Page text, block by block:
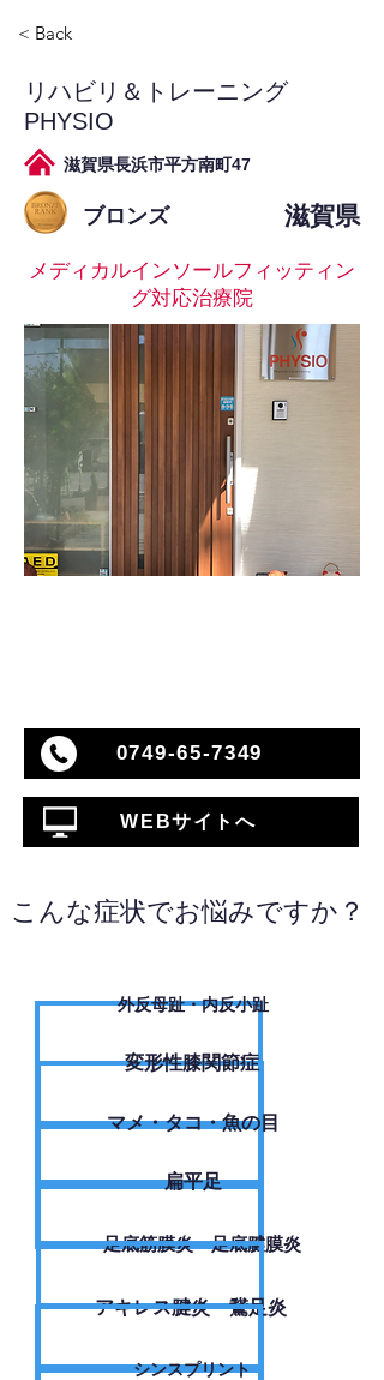
< Back
リハビリ＆トレーニング
PHYSIO
滋賀県長浜市平方南町47
ブロンズ 滋賀県
メディカルインソールフィッティン
グ対応治療院
0749-65-7349
WEBサイトへ
こんな症状でお悩みですか？
外反母趾・内反小趾
変形性膝関節症
​マメ・タコ・魚の目
扁平足
足底筋膜炎・足底腱膜炎
アキレス腱炎・鵞足炎
シンスプリント